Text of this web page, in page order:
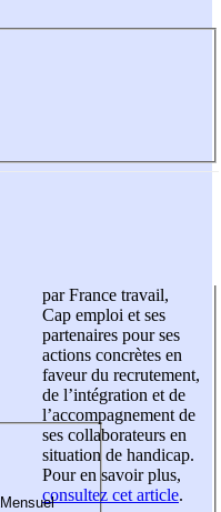
par France travail,
Cap emploi et ses
partenaires pour ses
actions concrètes en
faveur du recrutement,
de l’intégration et de
l’accompagnement de
ses collaborateurs en
situation de handicap.
Pour en savoir plus,
consultez cet article.